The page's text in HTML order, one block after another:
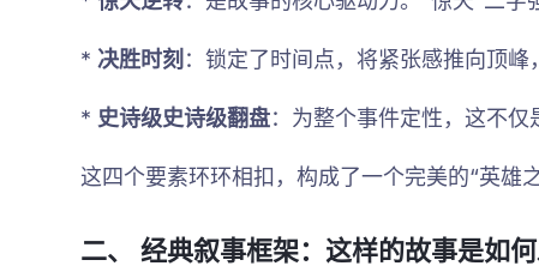
* 决胜时刻 ：锁定了时间点，将紧张感推向顶峰
* 史诗级史诗级翻盘：为整个事件定性，这不仅
这四个要素环环相扣，构成了一个完美的“英雄
二、 经典叙事框架：这样的故事是如何